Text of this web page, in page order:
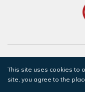
This site uses cookies to
site, you agree to the